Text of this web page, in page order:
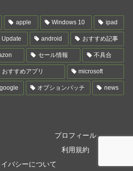
apple Windows 10 ipad
android おすすめ記事
セール情報 不具合
おすすめアプリ microsoft
google オプションパッチ news
プロフィール
利用規約
バシーについて